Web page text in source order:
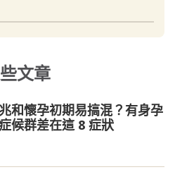
文章
和懷孕初期易搞混？有身孕
候群差在這 8 症狀